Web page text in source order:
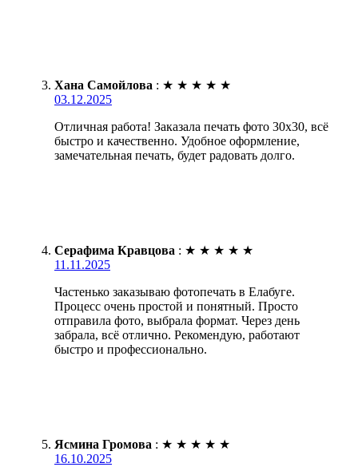
Хана Самойлова : ★ ★ ★ ★ ★
03.12.2025
Отличная работа! Заказала печать фото 30х30, всё
быстро и качественно. Удобное оформление,
замечательная печать, будет радовать долго.
Серафима Кравцова : ★ ★ ★ ★ ★
11.11.2025
Частенько заказываю фотопечать в Елабуге.
Процесс очень простой и понятный. Просто
отправила фото, выбрала формат. Через день
забрала, всё отлично. Рекомендую, работают
быстро и профессионально.
Ясмина Громова : ★ ★ ★ ★ ★
16.10.2025